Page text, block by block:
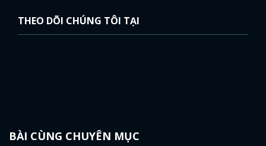
THEO DÕI CHÚNG TÔI TẠI
BÀI CÙNG CHUYÊN MỤC